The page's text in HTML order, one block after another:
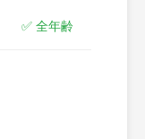
✅ 全年齢